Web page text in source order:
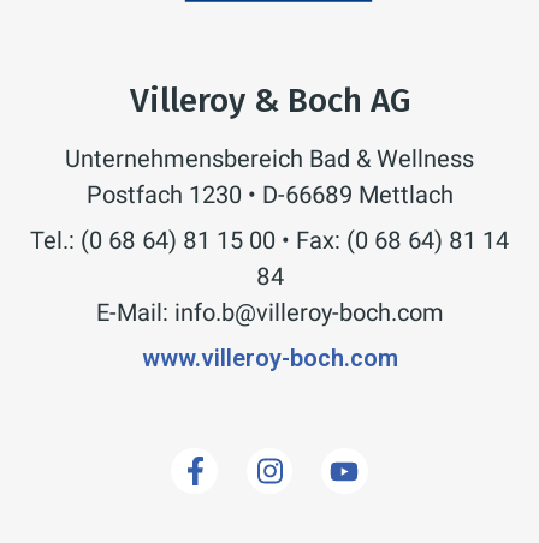
Villeroy & Boch AG
Unternehmensbereich Bad & Wellness
Postfach 1230 • D-66689 Mettlach
Tel.: (0 68 64) 81 15 00 • Fax: (0 68 64) 81 14
84
E-Mail: info.b@villeroy-boch.com
www.villeroy-boch.com